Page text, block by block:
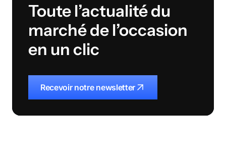
Toute l’actualité du
marché de l’occasion
en un clic
Recevoir notre newsletter